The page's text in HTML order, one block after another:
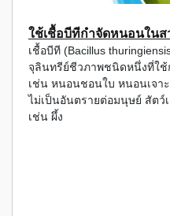
ใช้เชื้อบีทีกำจัดหนอนใน
เชื้อบีที (Bacillus
จุลินทรีย์ชีวภาพชนิดหนึ่งที่ใ
เช่น หนอนชอนใบ หนอนเจา
ไม่เป็นอันตรายต่อมนุษย์ สัตว์
เช่น ผึ้ง